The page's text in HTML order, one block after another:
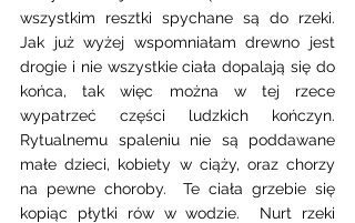
wszystkim resztki spychane są do rzeki.
Jak już wyżej wspomniałam drewno jest
drogie i nie wszystkie ciała dopalają się do
końca, tak więc można w tej rzece
wypatrzeć części ludzkich kończyn.
Rytualnemu spaleniu nie są poddawane
małe dzieci, kobiety w ciąży, oraz chorzy
na pewne choroby.  Te ciała grzebie się
kopiąc płytki rów w wodzie.  Nurt rzeki